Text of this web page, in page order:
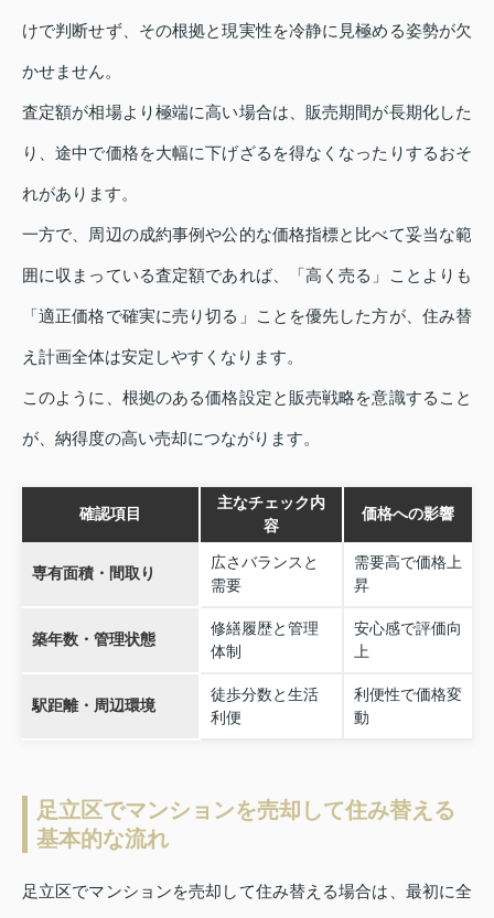
けで判断せず、その根拠と現実性を冷静に見極める姿勢が欠
かせません。
査定額が相場より極端に高い場合は、販売期間が長期化した
り、途中で価格を大幅に下げざるを得なくなったりするおそ
れがあります。
一方で、周辺の成約事例や公的な価格指標と比べて妥当な範
囲に収まっている査定額であれば、「高く売る」ことよりも
「適正価格で確実に売り切る」ことを優先した方が、住み替
え計画全体は安定しやすくなります。
このように、根拠のある価格設定と販売戦略を意識すること
が、納得度の高い売却につながります。
確認項目
主なチェック内
容
価格への影響
専有面積・間取り
広さバランスと
需要
需要高で価格上
昇
築年数・管理状態
修繕履歴と管理
体制
安心感で評価向
上
駅距離・周辺環境
徒歩分数と生活
利便
利便性で価格変
動
足立区でマンションを売却して住み替える
基本的な流れ
足立区でマンションを売却して住み替える場合は、最初に全